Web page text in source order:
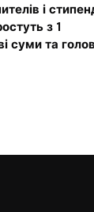
і
з 1
суми та